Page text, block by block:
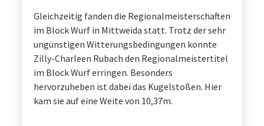
Gleichzeitig fanden die Regionalmeisterschaften
im Block Wurf in Mittweida statt. Trotz der sehr
ungünstigen Witterungsbedingungen konnte
Zilly-Charleen Rubach den Regionalmeistertitel
im Block Wurf erringen. Besonders
hervorzuheben ist dabei das Kugelstoßen. Hier
kam sie auf eine Weite von 10,37m.